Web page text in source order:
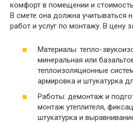
комфорт в помещении и
В смете она должна учитываться
работ и услуг по монтажу. В цену
Материалы: тепло-
минеральная или
теплоизоляционные
армировка и штукатурка
Работы: демонтаж и
монтаж утеплителя,
штукатурка и